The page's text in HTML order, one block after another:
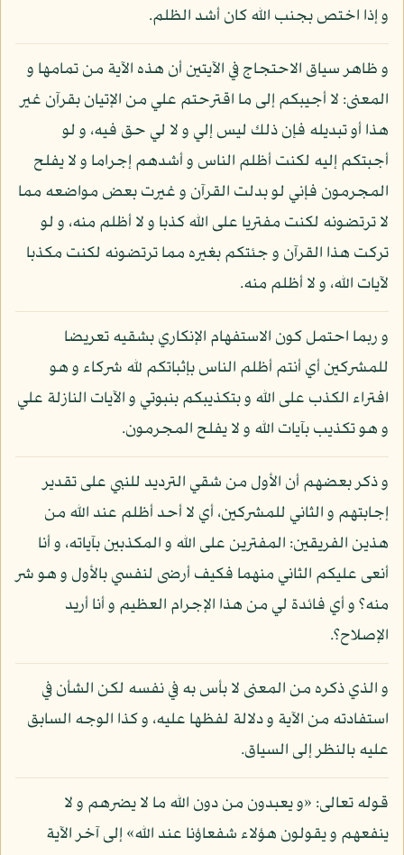
و إذا اختص بجنب الله كان أشد الظلم.
و ظاهر سياق الاحتجاج في الآيتين أن هذه الآية من تمامها و
المعنى: لا أجيبكم إلى ما اقترحتم علي من الإتيان بقرآن غير
هذا أو تبديله فإن ذلك ليس إلي و لا لي حق فيه، و لو
أجبتكم إليه لكنت أظلم الناس و أشدهم إجراما و لا يفلح
المجرمون فإني لو بدلت القرآن و غيرت بعض مواضعه مما
لا ترتضونه لكنت مفتريا على الله كذبا و لا أظلم منه، و لو
تركت هذا القرآن و جئتكم بغيره مما ترتضونه لكنت مكذبا
لآيات الله، و لا أظلم منه.
و ربما احتمل كون الاستفهام الإنكاري بشقيه تعريضا
للمشركين أي أنتم أظلم الناس بإثباتكم لله شركاء و هو
افتراء الكذب على الله و بتكذيبكم بنبوتي و الآيات النازلة علي
و هو تكذيب بآيات الله و لا يفلح المجرمون.
و ذكر بعضهم أن الأول من شقي الترديد للنبي على تقدير
إجابتهم و الثاني للمشركين، أي لا أحد أظلم عند الله من
هذين الفريقين: المفترين على الله و المكذبين بآياته، و أنا
أنعى عليكم الثاني منهما فكيف أرضى لنفسي بالأول و هو شر
منه؟ و أي فائدة لي من هذا الإجرام العظيم و أنا أريد
الإصلاح؟.
و الذي ذكره من المعنى لا بأس به في نفسه لكن الشأن في
استفادته من الآية و دلالة لفظها عليه، و كذا الوجه السابق
عليه بالنظر إلى السياق.
قوله تعالى: «و يعبدون من دون الله ما لا يضرهم و لا
ينفعهم و يقولون هؤلاء شفعاؤنا عند الله» إلى آخر الآية